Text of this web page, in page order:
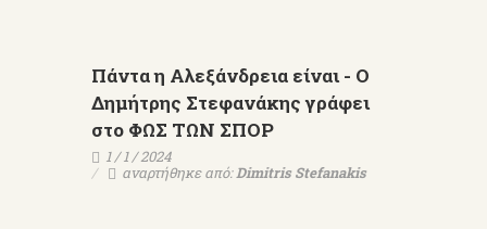
Πάντα η Αλεξάνδρεια είναι - Ο
Δημήτρης Στεφανάκης γράφει
στο ΦΩΣ ΤΩΝ ΣΠΟΡ
1 / 1 / 2024
αναρτήθηκε από:Dimitris Stefanakis